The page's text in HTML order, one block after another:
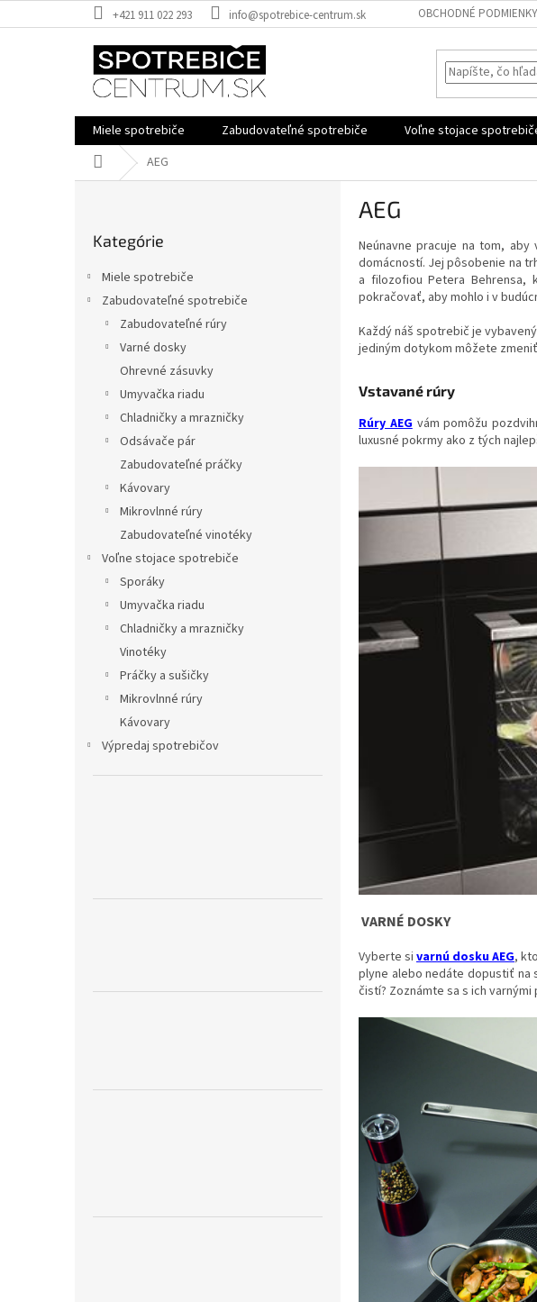
na
+421 911 022 293 info@spotrebice-centrum.sk OBCHODNÉ PODMIENKY
Miele spotrebiče Zabudovateľné spotrebiče Voľne stojace
DomovAEG
kategórie
Kategórie
Miele spotrebiče
Zabudovateľné spotrebiče
Zabudovateľné rúry
Varné dosky
Ohrevné zásuvky
Umyvačka riadu
Chladničky a mrazničky
Odsávače pár
Zabudovateľné práčky
Kávovary
Mikrovlnné rúry
Zabudovateľné vinotéky
Voľne stojace spotrebiče
Sporáky
Umyvačka riadu
Chladničky a mrazničky
Vinotéky
Práčky a sušičky
Mikrovlnné rúry
Kávovary
Výpredaj spotrebičov
AEG
Neúnavne pracuje na tom,
domácností. Jej pôsobenie na
a filozofiou Petera Behrensa,
pokračovať, aby mohlo i v
Každý náš spotrebič je
jediným dotykom môžete
Vstavané rúry
Rúry AEGvám pomôžu
luxusné pokrmy ako z tých
VARNÉ DOSKY
Vyberte si varnú dosku AEG,
plyne alebo nedáte dopustiť na
čistí? Zoznámte sa s ich varnými